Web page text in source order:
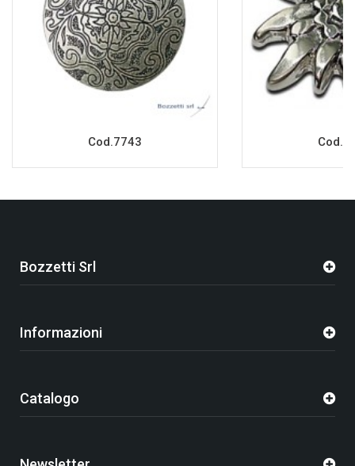
Cod.7743
Bozzetti Srl
Informazioni
Catalogo